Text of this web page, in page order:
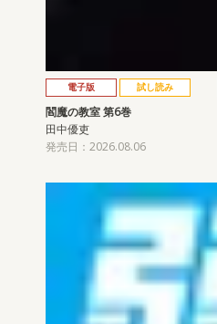
電子版 試し読み
閻魔の教室 第6巻
田中優吏
発売日：2026.08.06